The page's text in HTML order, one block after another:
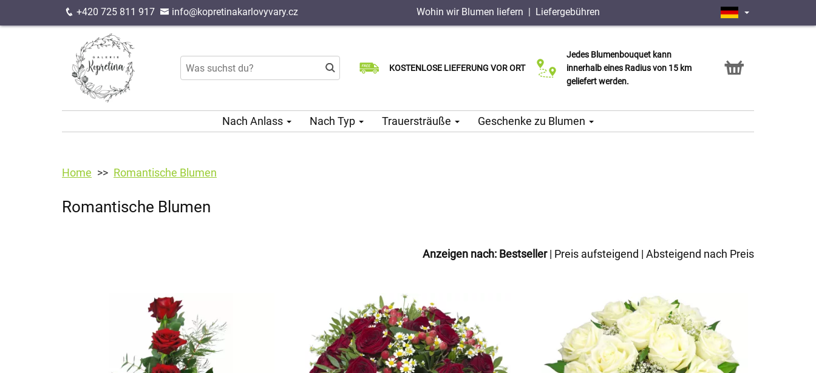
+420 725 811 917 info@kopretinakarlovyvary.cz Wohin wir Blumen liefern | Liefergebühren
KOSTENLOSE LIEFERUNG VOR ORT
Lieferung am selben Tag möglich
Wählen Sie Ihr Lieferdatum
Jedes Blumenbouquet kann
innerhalb eines Radius von 15 km
geliefert werden.
Click & Collect Service
Nach Anlass Nach Typ Trauersträuße Geschenke zu Blumen
Home Romantische Blumen
Romantische Blumen
Anzeigen nach: Bestseller| Preis aufsteigend | Absteigend nach Preis